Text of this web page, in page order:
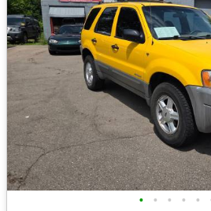
• • • • •